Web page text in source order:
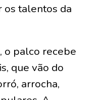
os talentos da
o palco recebe
que vão do
arrocha,